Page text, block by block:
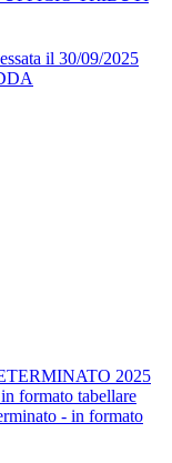
il 30/09/2025
2025
formato tabellare
- in formato